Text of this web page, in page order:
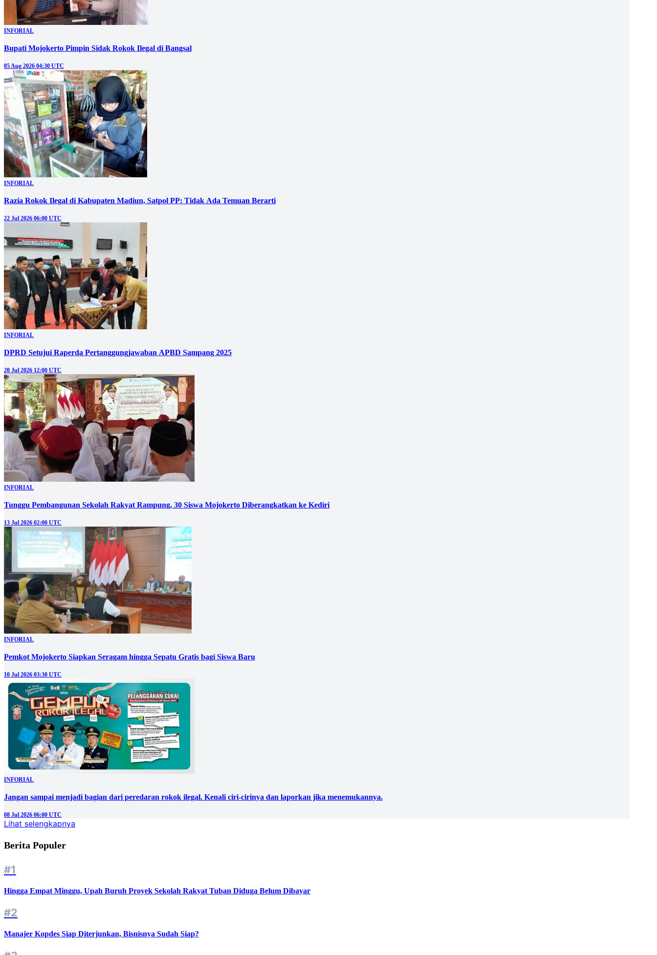
INFORIAL
Bupati Mojokerto Pimpin Sidak Rokok Ilegal di Bangsal
05 Aug 2026 04:30 UTC
INFORIAL
Razia Rokok Ilegal di Kabupaten Madiun, Satpol PP: Tidak Ada Temuan Berarti
22 Jul 2026 06:00 UTC
INFORIAL
DPRD Setujui Raperda Pertanggungjawaban APBD Sampang 2025
20 Jul 2026 12:00 UTC
INFORIAL
Tunggu Pembangunan Sekolah Rakyat Rampung, 30 Siswa Mojokerto Diberangkatkan ke Kediri
13 Jul 2026 02:00 UTC
INFORIAL
Pemkot Mojokerto Siapkan Seragam hingga Sepatu Gratis bagi Siswa Baru
10 Jul 2026 03:30 UTC
INFORIAL
Jangan sampai menjadi bagian dari peredaran rokok ilegal. Kenali ciri-cirinya dan laporkan jika menemukannya.
08 Jul 2026 06:00 UTC
Lihat selengkapnya
Berita Populer
#1
Hingga Empat Minggu, Upah Buruh Proyek Sekolah Rakyat Tuban Diduga Belum Dibayar
#2
Manajer Kopdes Siap Diterjunkan, Bisnisnya Sudah Siap?